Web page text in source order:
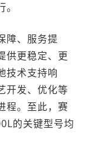
障、服务提
供更稳定、更
技术支持响
开发、优化等
程。至此，赛
的关键型号均